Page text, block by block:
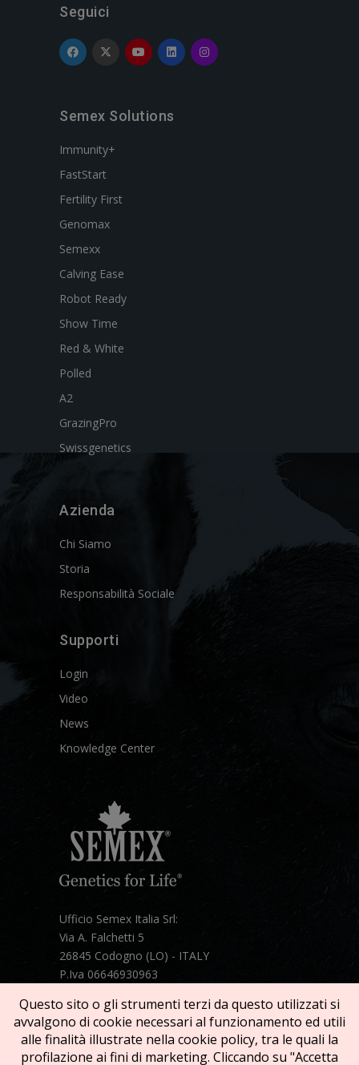
Seguici
Semex Solutions
Immunity+
FastStart
Fertility First
Genomax
Semexx
Calving Ease
Robot Ready
Show Time
Red & White
Polled
A2
GrazingPro
Swissgenetics
Azienda
Chi Siamo
Storia
Responsabilità Sociale
Supporti
Login
Video
News
Knowledge Center
Ufficio Semex Italia Srl:
Via A. Falchetti 5
26845 Codogno (LO) - ITALY
P.Iva 06646930963
Mail: semex@semexitalia.it
Guarda la mappa
Questo sito o gli strumenti terzi da questo utilizzati si
avvalgono di cookie necessari al funzionamento ed utili
alle finalità illustrate nella cookie policy, tra le quali la
profilazione ai fini di marketing. Cliccando su "Accetta